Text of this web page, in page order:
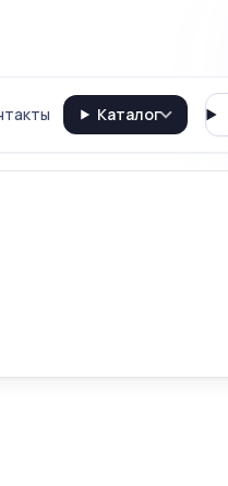
Каталог